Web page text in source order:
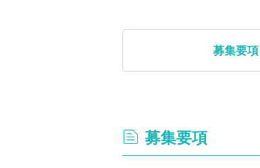
募集要項
募集要項